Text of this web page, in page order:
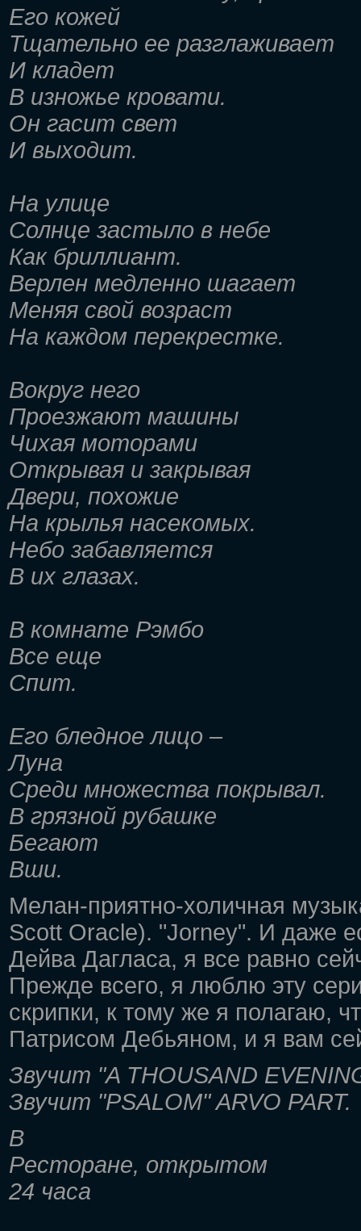
Его кожей
Тщательно ее разглаживает
И кладет
В изножье кровати.
Он гасит свет
И выходит.
На улице
Солнце застыло в небе
Как бриллиант.
Верлен медленно шагает
Меняя свой возраст
На каждом перекрестке.
Вокруг него
Проезжают машины
Чихая моторами
Открывая и закрывая
Двери, похожие
На крылья насекомых.
Небо забавляется
В их глазах.
В комнате Рэмбо
Все еще
Спит.
Его бледное лицо –
Луна
Среди множества покрывал.
В грязной рубашке
Бегают
Вши.
Мелан-приятно-холичная
Scott Oracle). "Jorney". И даже
Дейва Дагласа, я все равно
Прежде всего, я люблю эту
скрипки, к тому же я полагаю,
Патрисом Дебьяном, и я вам
Звучит "A THOUSAND
Звучит "PSALOM" ARVO PART.
В
Ресторане, открытом
24 часа